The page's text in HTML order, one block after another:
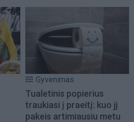
Gyvenimas
Tualetinis popierius
traukiasi į praeitį: kuo jį
pakeis artimiausiu metu